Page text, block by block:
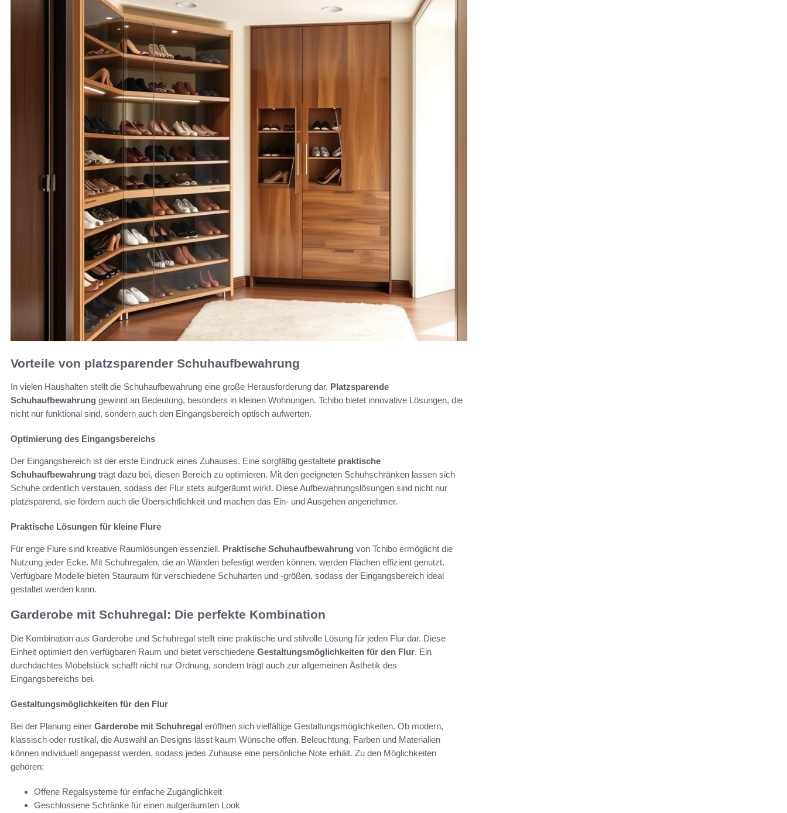
Vorteile von platzsparender Schuhaufbewahrung
In vielen Haushalten stellt die Schuhaufbewahrung eine große Herausforderung dar. Platzsparende
Schuhaufbewahrung gewinnt an Bedeutung, besonders in kleinen Wohnungen. Tchibo bietet innovative Lösungen, die
nicht nur funktional sind, sondern auch den Eingangsbereich optisch aufwerten.
Optimierung des Eingangsbereichs
Der Eingangsbereich ist der erste Eindruck eines Zuhauses. Eine sorgfältig gestaltete praktische
Schuhaufbewahrung trägt dazu bei, diesen Bereich zu optimieren. Mit den geeigneten Schuhschränken lassen sich
Schuhe ordentlich verstauen, sodass der Flur stets aufgeräumt wirkt. Diese Aufbewahrungslösungen sind nicht nur
platzsparend, sie fördern auch die Übersichtlichkeit und machen das Ein- und Ausgehen angenehmer.
Praktische Lösungen für kleine Flure
Für enge Flure sind kreative Raumlösungen essenziell. Praktische Schuhaufbewahrung von Tchibo ermöglicht die
Nutzung jeder Ecke. Mit Schuhregalen, die an Wänden befestigt werden können, werden Flächen effizient genutzt.
Verfügbare Modelle bieten Stauraum für verschiedene Schuharten und -größen, sodass der Eingangsbereich ideal
gestaltet werden kann.
Garderobe mit Schuhregal: Die perfekte Kombination
Die Kombination aus Garderobe und Schuhregal stellt eine praktische und stilvolle Lösung für jeden Flur dar. Diese
Einheit optimiert den verfügbaren Raum und bietet verschiedene Gestaltungsmöglichkeiten für den Flur. Ein
durchdachtes Möbelstück schafft nicht nur Ordnung, sondern trägt auch zur allgemeinen Ästhetik des
Eingangsbereichs bei.
Gestaltungsmöglichkeiten für den Flur
Bei der Planung einer Garderobe mit Schuhregal eröffnen sich vielfältige Gestaltungsmöglichkeiten. Ob modern,
klassisch oder rustikal, die Auswahl an Designs lässt kaum Wünsche offen. Beleuchtung, Farben und Materialien
können individuell angepasst werden, sodass jedes Zuhause eine persönliche Note erhält. Zu den Möglichkeiten
gehören:
Offene Regalsysteme für einfache Zugänglichkeit
Geschlossene Schränke für einen aufgeräumten Look